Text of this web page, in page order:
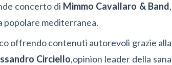
concerto di Mimmo Cavallaro & Band,
popolare mediterranea.
offrendo contenuti autorevoli grazie alla
Circiello,opinion leader della sana